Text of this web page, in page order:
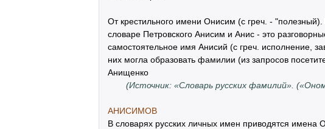
От крестильного имени Онисим (с греч. -
словаре Петровского Анисим и Анис - это
самостоятельное имя Анисий (с греч. исполнение,
них могла образовать фамилии (из запросов
Анищенко
(Источник: «Словарь русских фамилий».
АНИСИМОВ
В словарях русских личных имен приводятся